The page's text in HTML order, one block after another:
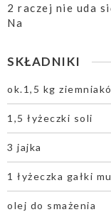
2 raczej nie uda
Na
SKŁADNIKI
ok.1,5 kg
1,5 łyżeczki soli
3 jajka
1 łyżeczka gałki
olej do smażenia